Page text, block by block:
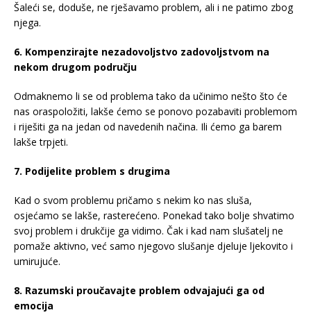
Šaleći se, doduše, ne rješavamo problem, ali i ne patimo zbog
njega.
6. Kompenzirajte nezadovoljstvo zadovoljstvom na
nekom drugom području
Odmaknemo li se od problema tako da učinimo nešto što će
nas oraspoložiti, lakše ćemo se ponovo pozabaviti problemom
i riješiti ga na jedan od navedenih načina. Ili ćemo ga barem
lakše trpjeti.
7. Podijelite problem s drugima
Kad o svom problemu pričamo s nekim ko nas sluša,
osjećamo se lakše, rasterećeno. Ponekad tako bolje shvatimo
svoj problem i drukčije ga vidimo. Čak i kad nam slušatelj ne
pomaže aktivno, već samo njegovo slušanje djeluje ljekovito i
umirujuće.
8. Razumski proučavajte problem odvajajući ga od
emocija